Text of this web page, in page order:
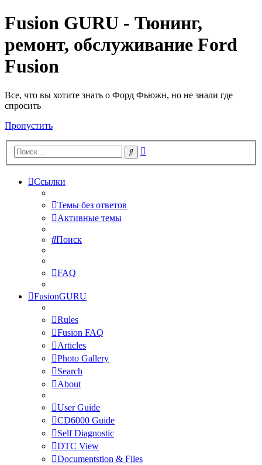
Fusion GURU - Тюнинг,
ремонт, обслуживание Ford
Fusion
Все, что вы хотите знать о Форд Фьюжн, но не знали где
спросить
Пропустить
Поиск
Ссылки
Темы без ответов
Активные темы
Поиск
FAQ
FusionGURU
Rules
Fusion FAQ
Articles
Photo Gallery
Search
About
User Guide
CD6000 Guide
Self Diagnostic
DTC View
Documentstion & Files